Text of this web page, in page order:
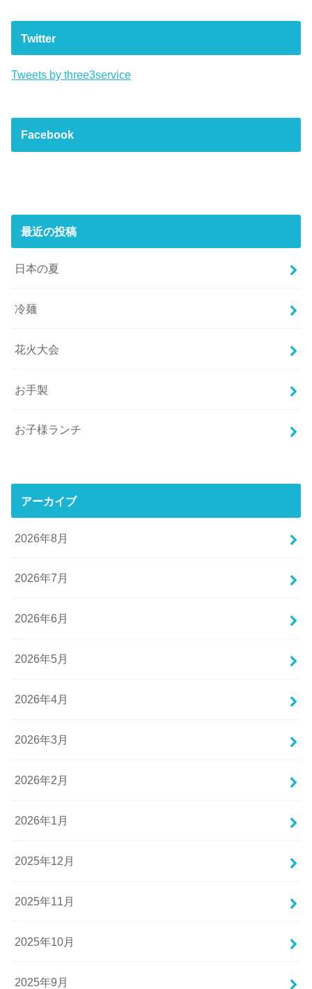
Twitter
Tweets by three3service
Facebook
最近の投稿
日本の夏
冷麺
花火大会
お手製
お子様ランチ
アーカイブ
2026年8月
2026年7月
2026年6月
2026年5月
2026年4月
2026年3月
2026年2月
2026年1月
2025年12月
2025年11月
2025年10月
2025年9月